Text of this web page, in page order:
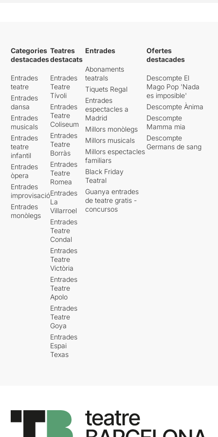
Categories
destacades
Entrades
teatre
Entrades
dansa
Entrades
musicals
Entrades
teatre
infantil
Entrades
òpera
Entrades
improvisació
Entrades
monòlegs
Teatres
destacats
Entrades
Teatre
Tívoli
Entrades
Teatre
Coliseum
Entrades
Teatre
Borràs
Entrades
Teatre
Romea
Entrades
La
Villarroel
Entrades
Teatre
Condal
Entrades
Teatre
Victòria
Entrades
Teatre
Apolo
Entrades
Teatre
Goya
Entrades
Espai
Texas
Entrades
Abonaments
teatrals
Tiquets Regal
Entrades
espectacles a
Madrid
Millors monòlegs
Millors musicals
Millors espectacles
familiars
Black Friday
Teatral
Guanya entrades
de teatre gratis -
concursos
Ofertes
destacades
Descompte El
Mago Pop 'Nada
es imposible'
Descompte Ànima
Descompte
Mamma mia
Descompte
Germans de sang